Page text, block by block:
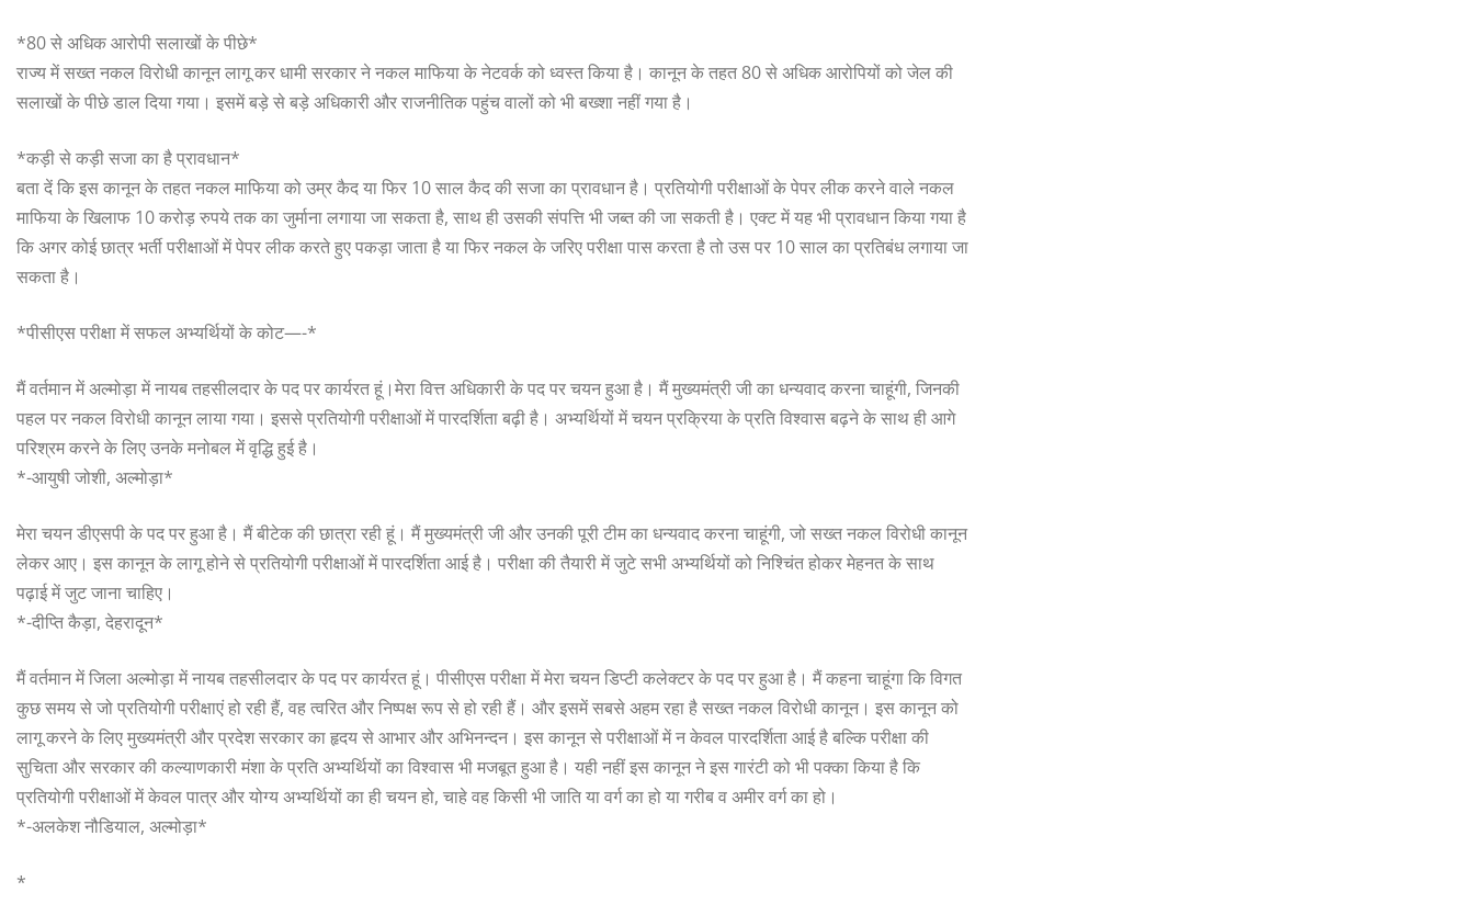
*80 से अधिक आरोपी सलाखों के पीछे*
राज्य में सख्त नकल विरोधी कानून लागू कर धामी सरकार ने नकल माफिया के नेटवर्क को ध्वस्त किया है। कानून के तहत 80 से अधिक आरोपियों को जेल की
सलाखों के पीछे डाल दिया गया। इसमें बड़े से बड़े अधिकारी और राजनीतिक पहुंच वालों को भी बख्शा नहीं गया है।
*कड़ी से कड़ी सजा का है प्रावधान*
बता दें कि इस कानून के तहत नकल माफिया को उम्र कैद या फिर 10 साल कैद की सजा का प्रावधान है। प्रतियोगी परीक्षाओं के पेपर लीक करने वाले नकल
माफिया के खिलाफ 10 करोड़ रुपये तक का जुर्माना लगाया जा सकता है, साथ ही उसकी संपत्ति भी जब्त की जा सकती है। एक्ट में यह भी प्रावधान किया गया है
कि अगर कोई छात्र भर्ती परीक्षाओं में पेपर लीक करते हुए पकड़ा जाता है या फिर नकल के जरिए परीक्षा पास करता है तो उस पर 10 साल का प्रतिबंध लगाया जा
सकता है।
*पीसीएस परीक्षा में सफल अभ्यर्थियों के कोट—-*
मैं वर्तमान में अल्मोड़ा में नायब तहसीलदार के पद पर कार्यरत हूं।मेरा वित्त अधिकारी के पद पर चयन हुआ है। मैं मुख्यमंत्री जी का धन्यवाद करना चाहूंगी, जिनकी
पहल पर नकल विरोधी कानून लाया गया। इससे प्रतियोगी परीक्षाओं में पारदर्शिता बढ़ी है। अभ्यर्थियों में चयन प्रक्रिया के प्रति विश्वास बढ़ने के साथ ही आगे
परिश्रम करने के लिए उनके मनोबल में वृद्धि हुई है।
*-आयुषी जोशी, अल्मोड़ा*
मेरा चयन डीएसपी के पद पर हुआ है। मैं बीटेक की छात्रा रही हूं। मैं मुख्यमंत्री जी और उनकी पूरी टीम का धन्यवाद करना चाहूंगी, जो सख्त नकल विरोधी कानून
लेकर आए। इस कानून के लागू होने से प्रतियोगी परीक्षाओं में पारदर्शिता आई है। परीक्षा की तैयारी में जुटे सभी अभ्यर्थियों को निश्चिंत होकर मेहनत के साथ
पढ़ाई में जुट जाना चाहिए।
*-दीप्ति कैड़ा, देहरादून*
मैं वर्तमान में जिला अल्मोड़ा में नायब तहसीलदार के पद पर कार्यरत हूं। पीसीएस परीक्षा में मेरा चयन डिप्टी कलेक्टर के पद पर हुआ है। मैं कहना चाहूंगा कि विगत
कुछ समय से जो प्रतियोगी परीक्षाएं हो रही हैं, वह त्वरित और निष्पक्ष रूप से हो रही हैं। और इसमें सबसे अहम रहा है सख्त नकल विरोधी कानून। इस कानून को
लागू करने के लिए मुख्यमंत्री और प्रदेश सरकार का हृदय से आभार और अभिनन्दन। इस कानून से परीक्षाओं में न केवल पारदर्शिता आई है बल्कि परीक्षा की
सुचिता और सरकार की कल्याणकारी मंशा के प्रति अभ्यर्थियों का विश्वास भी मजबूत हुआ है। यही नहीं इस कानून ने इस गारंटी को भी पक्का किया है कि
प्रतियोगी परीक्षाओं में केवल पात्र और योग्य अभ्यर्थियों का ही चयन हो, चाहे वह किसी भी जाति या वर्ग का हो या गरीब व अमीर वर्ग का हो।
*-अलकेश नौडियाल, अल्मोड़ा*
*